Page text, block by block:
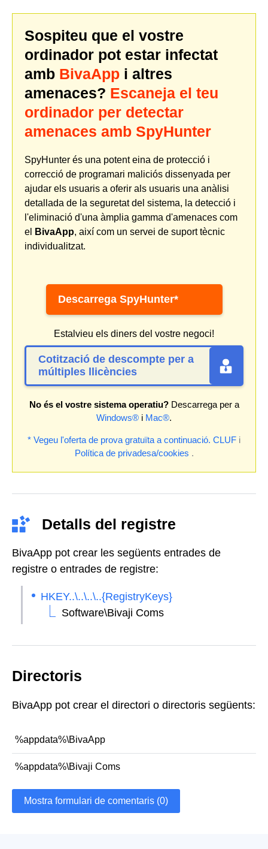
Sospiteu que el vostre
ordinador pot estar infectat
amb BivaApp i altres
amenaces? Escaneja el teu
ordinador per detectar
amenaces amb SpyHunter
SpyHunter és una potent eina de protecció i
correcció de programari maliciós dissenyada per
ajudar els usuaris a oferir als usuaris una anàlisi
detallada de la seguretat del sistema, la detecció i
l'eliminació d'una àmplia gamma d'amenaces com
el
BivaApp, així com un servei de suport tècnic
individualitzat.
Descarrega SpyHunter*
Estalvieu els diners del vostre negoci!
Cotització de descompte per a
múltiples llicències
No és el vostre sistema operatiu?Descarrega per a
Windows® i Mac®.
* Vegeu l'oferta de prova gratuïta a continuació. CLUF i
Política de privadesa/cookies .
Detalls del registre
BivaApp pot crear les següents entrades de
registre o entrades de registre:
HKEY..\..\..\..{RegistryKeys}
Software\Bivaji Coms
Directoris
BivaApp pot crear el directori o directoris següents:
%appdata%\BivaApp
%appdata%\Bivaji Coms
Mostra formulari de comentaris (0)